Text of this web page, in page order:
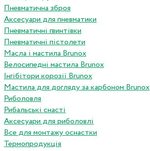
Пневматична зброя
Аксесуари для пневматики
Пневматичні гвинтівки
Пневматичні пістолети
Масла і мастила Brunox
Велосипедні мастила Brunox
Інгібітори корозії Brunox
Мастила для догляду за карбоном Brunox
Риболовля
Рибальські снасті
Аксесуари для риболовлі
Все для монтажу оснастки
Термопродукція